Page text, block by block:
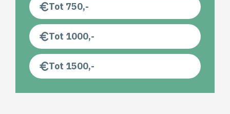
Tot 750,-
Tot 1000,-
Tot 1500,-